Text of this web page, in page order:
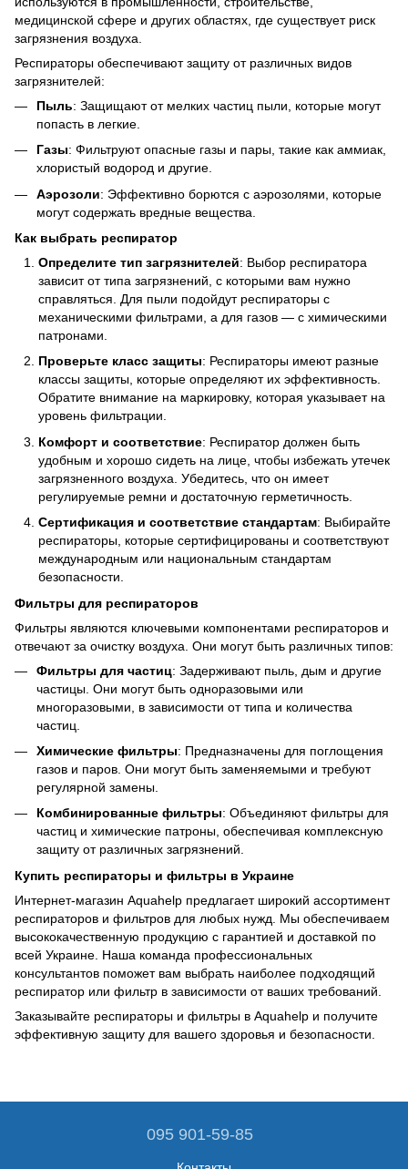
медицинской сфере и других областях, где существует риск
загрязнения воздуха.
Респираторы обеспечивают защиту от различных видов
загрязнителей:
Пыль: Защищают от мелких частиц пыли, которые могут
попасть в легкие.
Газы: Фильтруют опасные газы и пары, такие как аммиак,
хлористый водород и другие.
Аэрозоли: Эффективно борются с аэрозолями, которые
могут содержать вредные вещества.
Как выбрать респиратор
Определите тип загрязнителей: Выбор респиратора
зависит от типа загрязнений, с которыми вам нужно
справляться. Для пыли подойдут респираторы с
механическими фильтрами, а для газов — с химическими
патронами.
Проверьте класс защиты: Респираторы имеют разные
классы защиты, которые определяют их эффективность.
Обратите внимание на маркировку, которая указывает на
уровень фильтрации.
Комфорт и соответствие: Респиратор должен быть
удобным и хорошо сидеть на лице, чтобы избежать утечек
загрязненного воздуха. Убедитесь, что он имеет
регулируемые ремни и достаточную герметичность.
Сертификация и соответствие стандартам: Выбирайте
респираторы, которые сертифицированы и соответствуют
международным или национальным стандартам
безопасности.
Фильтры для респираторов
Фильтры являются ключевыми компонентами респираторов и
отвечают за очистку воздуха. Они могут быть различных типов:
Фильтры для частиц: Задерживают пыль, дым и другие
частицы. Они могут быть одноразовыми или
многоразовыми, в зависимости от типа и количества
частиц.
Химические фильтры: Предназначены для поглощения
газов и паров. Они могут быть заменяемыми и требуют
регулярной замены.
Комбинированные фильтры: Объединяют фильтры для
частиц и химические патроны, обеспечивая комплексную
защиту от различных загрязнений.
Купить респираторы и фильтры в Украине
Интернет-магазин Aquahelp предлагает широкий ассортимент
респираторов и фильтров для любых нужд. Мы обеспечиваем
высококачественную продукцию с гарантией и доставкой по
всей Украине. Наша команда профессиональных
консультантов поможет вам выбрать наиболее подходящий
респиратор или фильтр в зависимости от ваших требований.
Заказывайте респираторы и фильтры в Aquahelp и получите
эффективную защиту для вашего здоровья и безопасности.
095 901-59-85